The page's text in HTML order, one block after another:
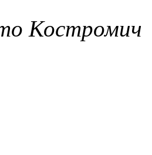
Костромич